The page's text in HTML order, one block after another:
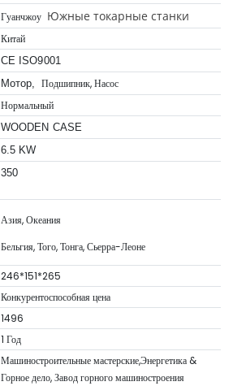
Гуанчжоу Южные токарные станки
Китай
CE ISO9001
Мотор, Подшипник, Насос
Нормальный
WOODEN CASE
6.5 KW
350
Азия, Океания
Бельгия, Того, Тонга, Сьерра-Леоне
246*151*265
Конкурентоспособная цена
1496
1 Год
Машиностроительные мастерские,Энергетика &
Горное дело, Завод горного машиностроения